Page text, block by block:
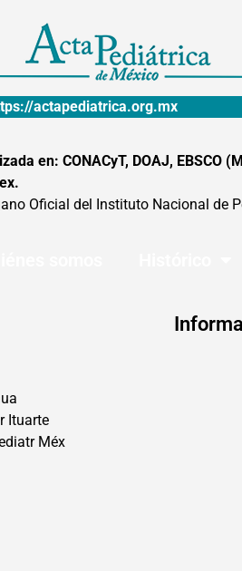
actapediatrica.org.mx
en: CONACyT, DOAJ, EBSCO
Oficial del Instituto Nacional de
Ituarte
Méx